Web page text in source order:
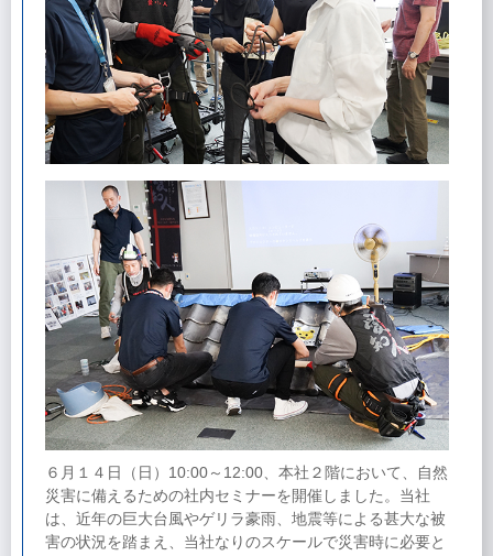
６月１４日（日）10:00～12:00、本社２階において、自然
災害に備えるための社内セミナーを開催しました。当社
は、近年の巨大台風やゲリラ豪雨、地震等による甚大な被
害の状況を踏まえ、当社なりのスケールで災害時に必要と